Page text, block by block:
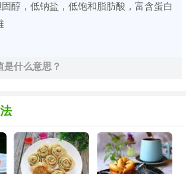
醇，低钠盐，低饱和脂肪酸，富含蛋白
是什么意思？